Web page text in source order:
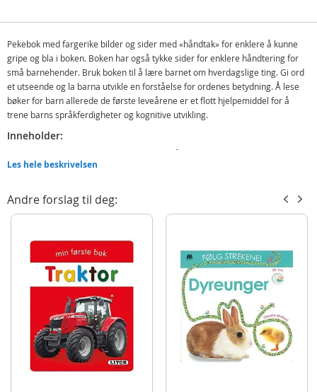
Pekebok med fargerike bilder og sider med «håndtak» for enklere å kunne
gripe og bla i boken. Boken har også tykke sider for enklere håndtering for
små barnehender. Bruk boken til å lære barnet om hverdagslige ting. Gi ord
et utseende og la barna utvikle en forståelse for ordenes betydning. Å lese
bøker for barn allerede de første leveårene er et flott hjelpemiddel for å
trene barns språkferdigheter og kognitive utvikling.
Inneholder:
Pekebok En travel dag - bli med og se på
Antall sider: 12
Format: 22 x 22 cm (LxH)
Alder: fra 12 mnd.
Produktdetaljer
Modell
7046012107354
Les hele beskrivelsen
Andre forslag til deg: